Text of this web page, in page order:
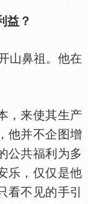
益？
山鼻祖。他在
来使其生产
他并不企图增
公共福利为多
乐，仅仅是他
看不见的手引